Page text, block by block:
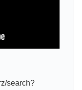
search?